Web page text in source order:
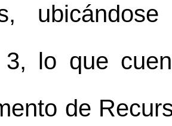
3, lo que
de